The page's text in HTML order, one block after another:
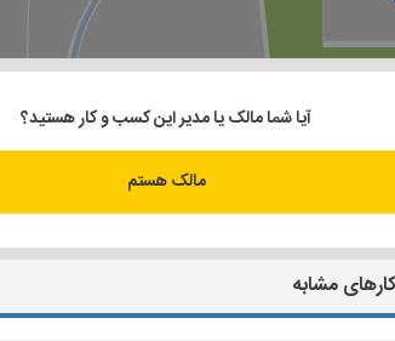
آیا شما مالک یا مدیر این کسب و کار هستید؟
مالک هستم
مشابه